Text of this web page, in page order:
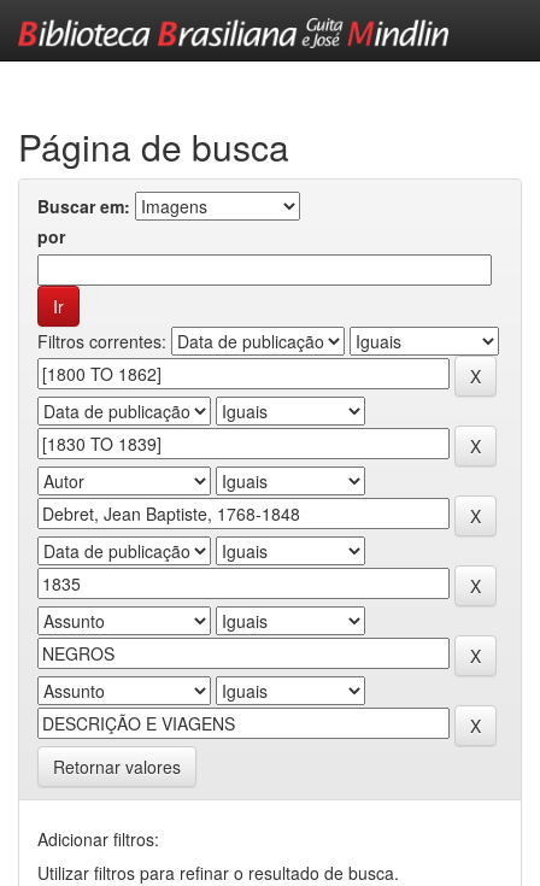
Página de busca
Buscar em:
por
Filtros correntes:
Retornar valores
Adicionar filtros:
Utilizar filtros para refinar o resultado de busca.